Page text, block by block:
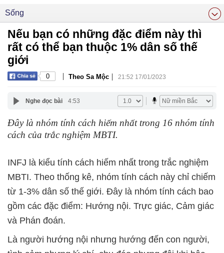
Sống
Nếu bạn có những đặc điểm này thì
rất có thể bạn thuộc 1% dân số thế
giới
0 | Theo Sa Mộc | 21:52 17/01/2023
Nghe đọc bài 4:53
Đây là nhóm tính cách hiếm nhất trong 16 nhóm tính
cách của trắc nghiệm MBTI.
INFJ là kiểu tính cách hiếm nhất trong trắc nghiệm
MBTI. Theo thống kê, nhóm tính cách này chỉ chiếm
từ 1-3% dân số thế giới. Đây là nhóm tính cách bao
gồm các đặc điểm: Hướng nội. Trực giác, Cảm giác
và Phán đoán.
Là người hướng nội nhưng hướng đến con người,